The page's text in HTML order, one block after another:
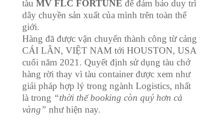
tàu MV FLC FORTUNE để đảm bảo duy trì
dây chuyền sản xuất của mình trên toàn thế
giới.
Hàng đã được vận chuyển thành công từ cảng
CÁI LÂN, VIỆT NAM tới HOUSTON, USA
cuối năm 2021. Quyết định sử dụng tàu chở
hàng rời thay vì tàu container được xem như
giải pháp hợp lý trong ngành Logistics, nhất
là trong “thời thế booking còn quý hơn cả
vàng” như hiện nay.